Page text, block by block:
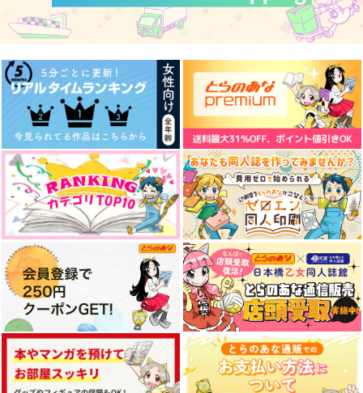
ゼロトイチ
Hummingbird
330円（税込）
サンプル
作品詳細
waves
1,100 円（税込）
へし切長谷部×女審神者
サンプル
作品詳細
てうちゅん食堂!!!
シカバネト
715 （税込）
へし切長谷部
サンプル
作品詳細